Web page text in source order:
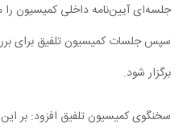
جلسه‌ای آیین‌نامه داخلی کمیسیون را
سپس جلسات کمیسیون تلفیق برای
برگزار شود.